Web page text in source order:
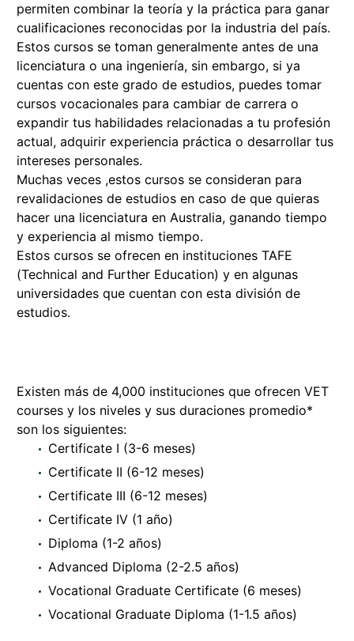
permiten combinar la teoría y la práctica para ganar
cualificaciones reconocidas por la industria del país.
Estos cursos se toman generalmente antes de una
licenciatura o una ingeniería, sin embargo, si ya
cuentas con este grado de estudios, puedes tomar
cursos vocacionales para cambiar de carrera o
expandir tus habilidades relacionadas a tu profesión
actual, adquirir experiencia práctica o desarrollar tus
intereses personales.
Muchas veces ,estos cursos se consideran para
revalidaciones de estudios en caso de que quieras
hacer una licenciatura en Australia, ganando tiempo
y experiencia al mismo tiempo.
Estos cursos se ofrecen en instituciones TAFE
(Technical and Further Education) y en algunas
universidades que cuentan con esta división de
estudios.
Existen más de 4,000 instituciones que ofrecen VET
courses y los niveles y sus duraciones promedio*
son los siguientes:
Certificate I (3-6 meses)
Certificate II (6-12 meses)
Certificate III (6-12 meses)
Certificate IV (1 año)
Diploma (1-2 años)
Advanced Diploma (2-2.5 años)
Vocational Graduate Certificate (6 meses)
Vocational Graduate Diploma (1-1.5 años)